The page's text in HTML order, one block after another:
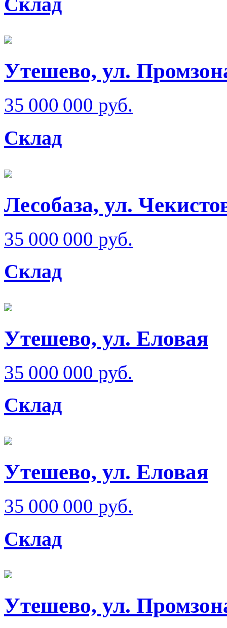
Утешево, ул.
35 000 000 руб.
Склад
Лесобаза, ул.
35 000 000 руб.
Склад
Утешево, ул. Еловая
35 000 000 руб.
Склад
Утешево, ул. Еловая
35 000 000 руб.
Склад
Утешево, ул.